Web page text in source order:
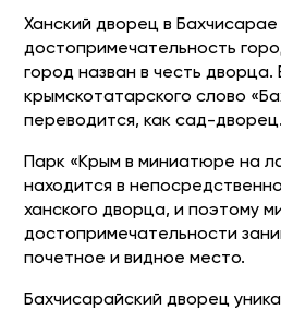
Ханский дворец в Бахчисарае
достопримечательность
город назван в честь
крымскотатарского слово
переводится, как сад-дворец.
Парк «Крым в миниатюре на
находится в
ханского дворца, и поэтому
достопримечательности
почетное и видное место.
Бахчисарайский дворец